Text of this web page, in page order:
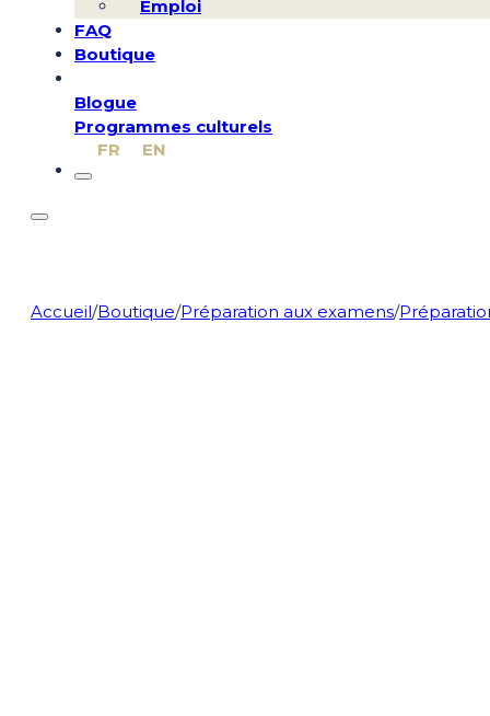
Emploi
FAQ
Boutique
Blogue
Programmes culturels
FR
EN
Accueil/Boutique/Préparation aux examens/